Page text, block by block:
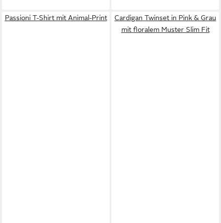
Passioni T-Shirt mit Animal-Print
Cardigan Twinset in Pink & Grau
mit floralem Muster Slim Fit